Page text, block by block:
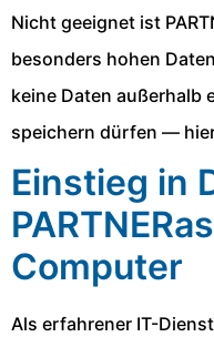
Nicht geeignet ist
besonders hohen
keine Daten außerhalb
speichern dürfen —
Einstieg in
Computer
Als erfahrener IT-